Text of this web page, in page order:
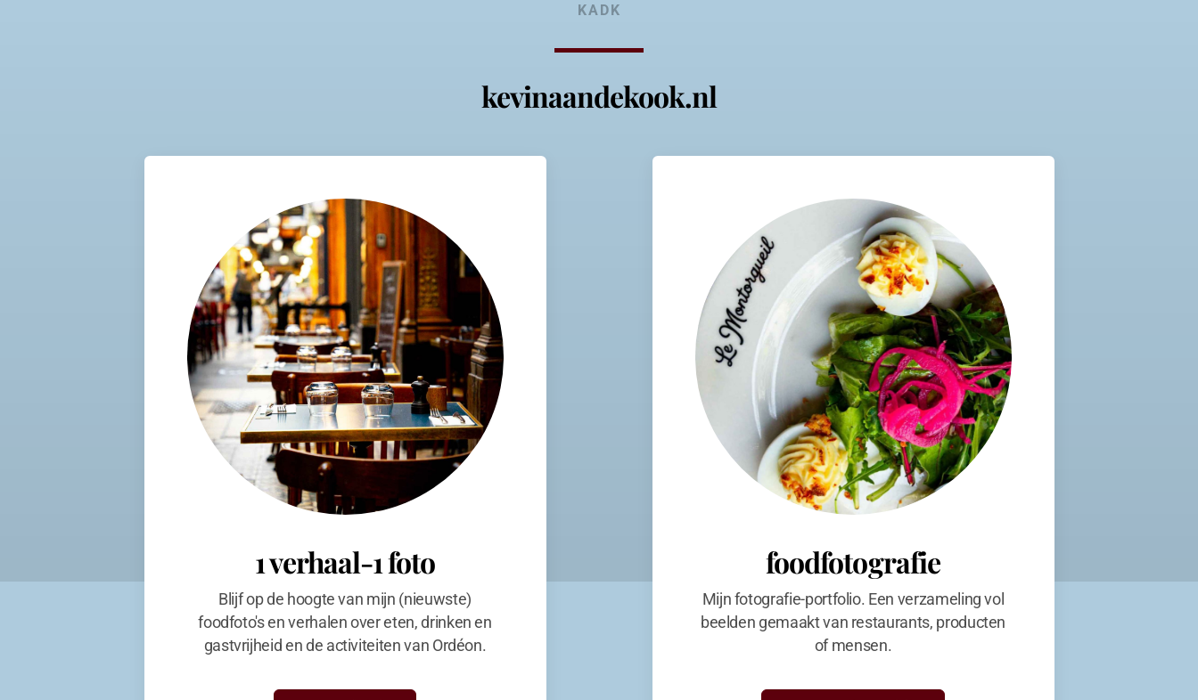
KADK
kevinaandekook.nl
1 verhaal-1 foto
Blijf op de hoogte van mijn (nieuwste)
foodfoto's en verhalen over eten, drinken en
gastvrijheid en de activiteiten van Ordéon.
foodfotografie
Mijn fotografie-portfolio. Een verzameling vol
beelden gemaakt van restaurants, producten
of mensen.